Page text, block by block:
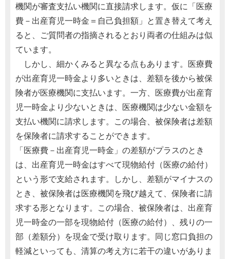
機関が審査支払い機関に直接請求します。仮に「医療
費－出産育児一時金＝自己負担額」と置き替えて考え
ると、ご質問者の指摘されるとおり両者の仕組みは似
ています。
しかし、細かくみると異なる点もあります。医療費
が出産育児一時金より多いときは、差額を後から被保
険者が医療機関に支払います。一方、医療費が出産育
児一時金より少ないときは、医療機関は少ない金額を
支払い機関に請求します。この場合、被保険者は差額
を保険者に請求することができます。
「医療費－出産育児一時金」の差額がプラスのとき
は、出産育児一時金はすべて現物給付（医療の給付）
という形で支給されます。しかし、差額がマイナスの
とき、被保険者は医療機関を飛び越えて、保険者に請
求する形となります。この場合、被保険者は、出産育
児一時金の一部を現物給付（医療の給付）、残りの一
部（差額分）を現金で受け取ります。同じ窓口負担の
軽減といっても、清算の考え方に若干の違いがありま